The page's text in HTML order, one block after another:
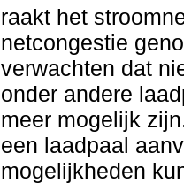
raakt het
netcongestie
verwachten dat
onder andere
meer mogelijk
een laadpaal
mogelijkheden